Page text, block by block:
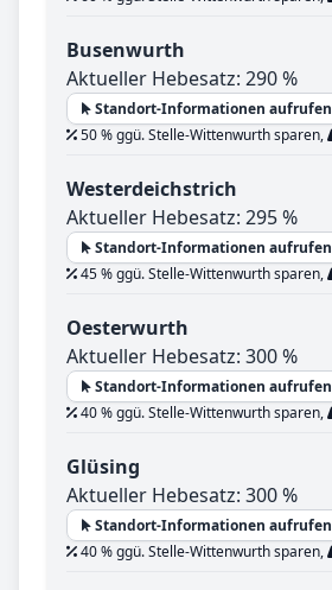
Busenwurth
Aktueller Hebesatz: 290 %
Standort-Informationen aufrufen
50 % ggü. Stelle-Wittenwurth sparen,
Westerdeichstrich
Aktueller Hebesatz: 295 %
Standort-Informationen aufrufen
45 % ggü. Stelle-Wittenwurth sparen,
Oesterwurth
Aktueller Hebesatz: 300 %
Standort-Informationen aufrufen
40 % ggü. Stelle-Wittenwurth sparen,
Glüsing
Aktueller Hebesatz: 300 %
Standort-Informationen aufrufen
40 % ggü. Stelle-Wittenwurth sparen,